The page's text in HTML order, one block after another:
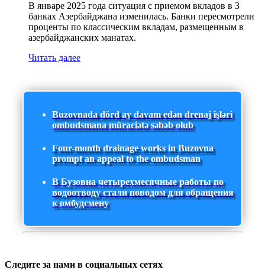
В январе 2025 года ситуация с приемом вкладов в 3
банках Азербайджана изменилась. Банки пересмотрели
проценты по классическим вкладам, размещенным в
азербайджанских манатах.
Читать далее
Buzovnada dörd ay davam edən drenaj işləri
ombudsmana müraciətə səbəb olub
Four-month drainage works in Buzovna
prompt an appeal to the ombudsman
В Бузовна четырехмесячные работы по
водоотводу стали поводом для обращения
к омбудсмену
Следите за нами в социальных сетях